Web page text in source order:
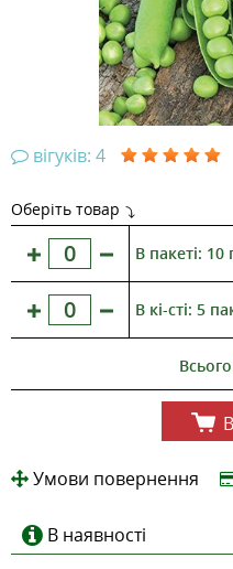
вігуків: 4
Оберіть товар
В пакеті: 10
В кі-сті: 5
Умови повернення
В наявності